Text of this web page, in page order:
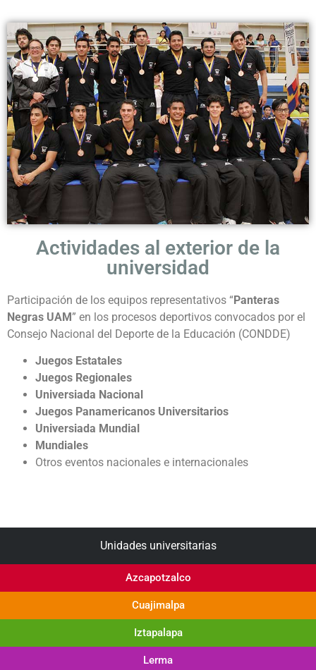
Actividades al exterior de la
universidad
Participación de los equipos representativos “Panteras
Negras UAM” en los procesos deportivos convocados por el
Consejo Nacional del Deporte de la Educación (CONDDE)
Juegos Estatales
Juegos Regionales
Universiada Nacional
Juegos Panamericanos Universitarios
Universiada Mundial
Mundiales
Otros eventos nacionales e internacionales
Unidades universitarias
Azcapotzalco
Cuajimalpa
Iztapalapa
Lerma